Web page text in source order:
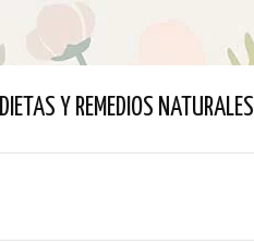
DIETAS Y REMEDIOS NATURALES